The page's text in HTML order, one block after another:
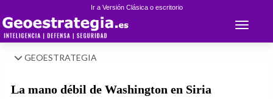
Ir a Versión Clásica o escritorio
Toggle
GEOESTRATEGIA
La mano débil de Washington en Siria